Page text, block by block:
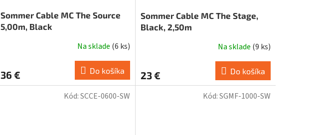
Sommer Cable MC The Source
5,00m, Black
Na sklade (6 ks)
36 € Do košíka
Sommer Cable MC The Stage,
Black, 2,50m
Na sklade (9 ks)
23 € Do košíka
Kód:SCCE-0600-SW Kód:SGMF-1000-SW